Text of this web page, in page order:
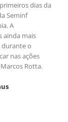
dias da
Seminf
A
ainda mais
durante o
nas ações
Rotta.